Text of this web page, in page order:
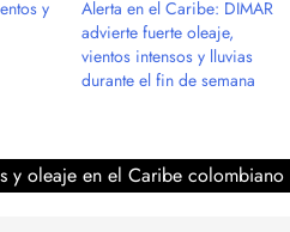
y
Alerta en el Caribe: DIMAR
advierte fuerte oleaje,
vientos intensos y lluvias
durante el fin de semana
y oleaje en el Caribe colombiano